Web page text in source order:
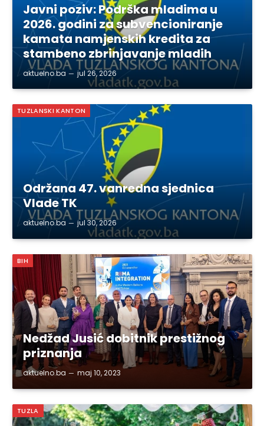
Javni poziv: Podrška mladima u
2026. godini za subvencioniranje
kamata namjenskih kredita za
stambeno zbrinjavanje mladih
aktuelno.ba jul 26, 2026
TUZLANSKI KANTON
Održana 47. vanredna sjednica
Vlade TK
aktuelno.ba jul 30, 2026
BIH
Nedžad Jusić dobitnik prestižnog
priznanja
aktuelno.ba maj 10, 2023
TUZLA